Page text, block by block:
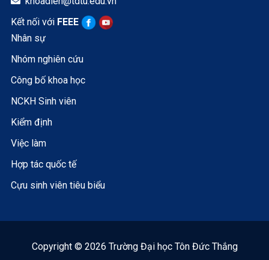
Kết nối với FEEE
Nhân sự
Nhóm nghiên cứu
Công bố khoa học
NCKH Sinh viên
Kiểm định
Việc làm
Hợp tác quốc tế
Cựu sinh viên tiêu biểu
Copyright © 2026 Trường Đại học Tôn Đức Thắng